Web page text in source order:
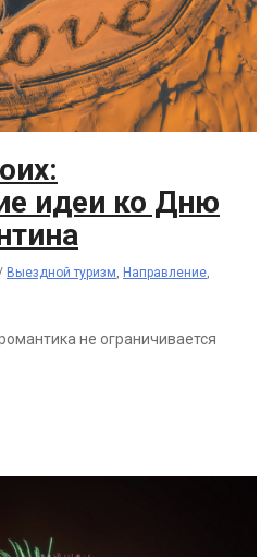
идеи ко Дню
/ Выездной туризм Направление
не ограничивается